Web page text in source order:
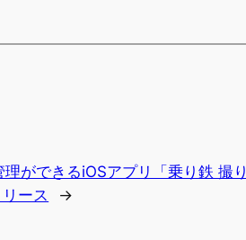
ができるiOSアプリ「乗り鉄 撮り
ース
→